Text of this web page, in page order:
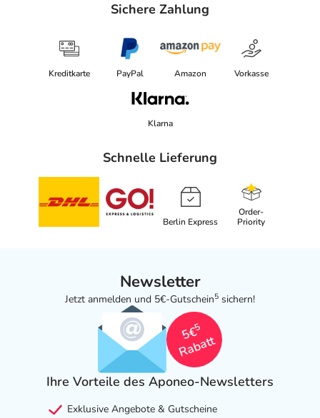
Sichere Zahlung
Kreditkarte PayPal Amazon Vorkasse
Klarna
Schnelle Lieferung
Berlin Express
Order-
Priority
Newsletter
Jetzt anmelden und 5€-Gutschein5 sichern!
5€
5
Rabatt
Ihre Vorteile des Aponeo-Newsletters
Exklusive Angebote & Gutscheine